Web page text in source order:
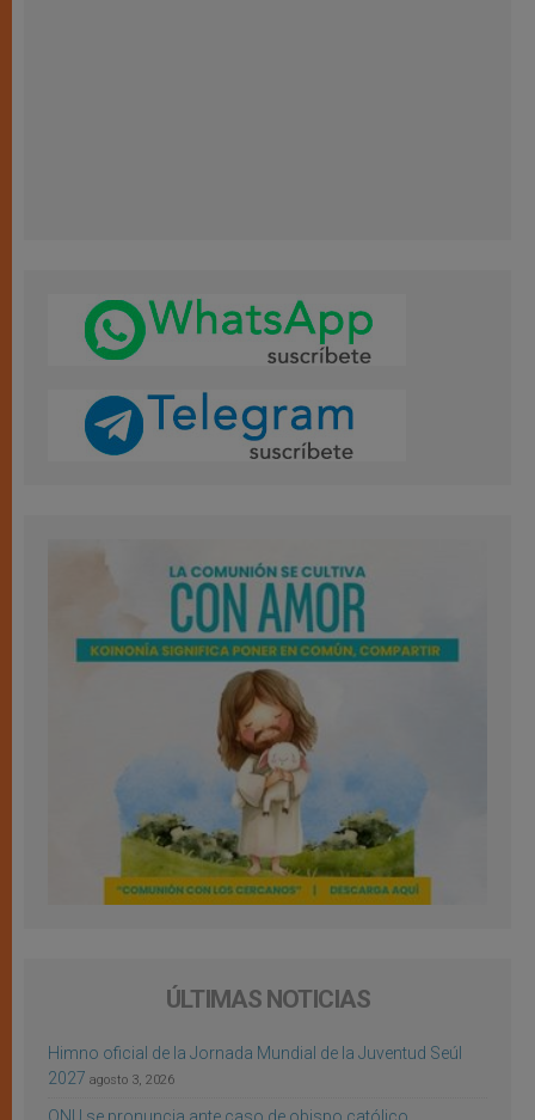
ÚLTIMAS NOTICIAS
Himno oficial de la Jornada Mundial de la Juventud Seúl
2027 agosto 3, 2026